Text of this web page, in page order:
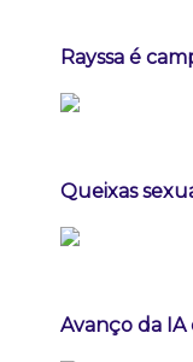
Rayssa é
Queixas
Avanço da